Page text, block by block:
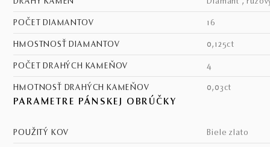
DRAHÝ KAMEŇ diamant ,
POČET DIAMANTOV 16
HMOSTNOSŤ DIAMANTOV 0,125ct
POČET DRAHÝCH KAMEŇOV 4
HMOTNOSŤ DRAHÝCH KAMEŇOV 0,03ct
PARAMETRE PÁNSKEJ OBRÚČKY
POUŽITÝ KOV biele zlato